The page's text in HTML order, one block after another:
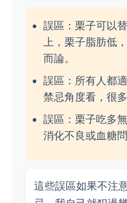
誤區：栗子可以
上，栗子脂肪低
而論。
誤區：所有人都
禁忌角度看，很
誤區：栗子吃多
消化不良或血糖問
這些誤區如果不注